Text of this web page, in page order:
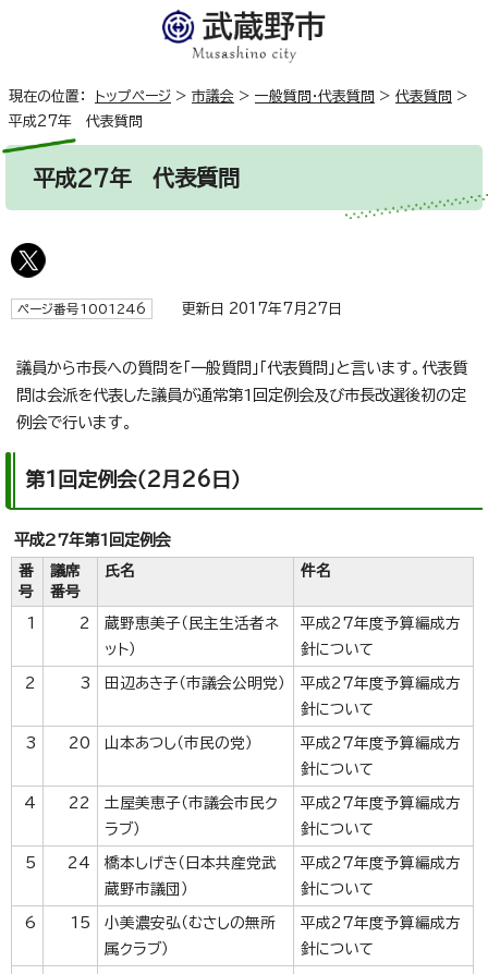
現在の位置： トップページ > 市議会 > 一般質問・代表質問 > 代表質問 >
平成27年 代表質問
平成27年 代表質問
ページ番号1001246 更新日 2017年7月27日
議員から市長への質問を「一般質問」「代表質問」と言います。代表質
問は会派を代表した議員が通常第1回定例会及び市長改選後初の定
例会で行います。
第1回定例会（2月26日）
平成27年第1回定例会
番
号
議席
番号
氏名 件名
1 2
蔵野恵美子（民主生活者ネ
ット）
平成27年度予算編成方
針について
2 3 田辺あき子（市議会公明党）
平成27年度予算編成方
針について
3 20 山本あつし（市民の党）
平成27年度予算編成方
針について
4 22
土屋美恵子（市議会市民ク
ラブ）
平成27年度予算編成方
針について
5 24
橋本しげき（日本共産党武
蔵野市議団）
平成27年度予算編成方
針について
6 15
小美濃安弘（むさしの無所
属クラブ）
平成27年度予算編成方
針について